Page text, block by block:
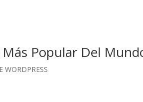
Popular Del
WORDPRESS